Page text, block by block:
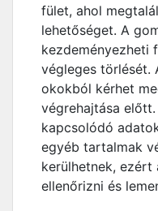
fület, ahol
lehetőséget. A
kezdeményezheti
végleges törlését.
okokból kérhet
végrehajtása
kapcsolódó
egyéb tartalmak
kerülhetnek,
ellenőrizni és